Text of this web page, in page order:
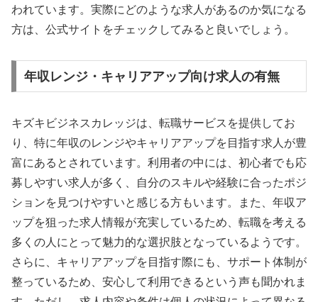
われています。実際にどのような求人があるのか気になる
方は、公式サイトをチェックしてみると良いでしょう。
年収レンジ・キャリアアップ向け求人の有無
キズキビジネスカレッジは、転職サービスを提供してお
り、特に年収のレンジやキャリアアップを目指す求人が豊
富にあるとされています。利用者の中には、初心者でも応
募しやすい求人が多く、自分のスキルや経験に合ったポジ
ションを見つけやすいと感じる方もいます。また、年収ア
ップを狙った求人情報が充実しているため、転職を考える
多くの人にとって魅力的な選択肢となっているようです。
さらに、キャリアアップを目指す際にも、サポート体制が
整っているため、安心して利用できるという声も聞かれま